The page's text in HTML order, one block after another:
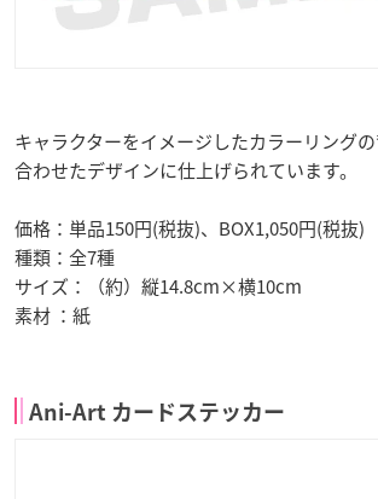
キャラクターをイメージしたカラーリング
合わせたデザインに仕上げられています。
価格：単品150円(税抜)、BOX1,050円(税抜)
種類：全7種
サイズ：（約）縦14.8cm×横10cm
素材 ：紙
Ani-Art カードステッカー